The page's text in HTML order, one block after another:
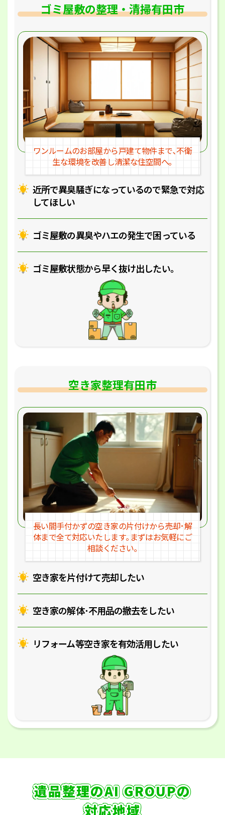
ゴミ屋敷の整理・清掃有田市
近所で異臭騒ぎになっているので緊急で対応
してほしい
ゴミ屋敷の異臭やハエの発生で困っている
ゴミ屋敷状態から早く抜け出したい｡
ワンルームのお部屋から戸建て物件まで､不衛
生な環境を改善し清潔な住空間へ｡
空き家整理有田市
空き家を片付けて売却したい
空き家の解体･不用品の撤去をしたい
リフォーム等空き家を有効活用したい
長い間手付かずの空き家の片付けから売却･解
体まで全て対応いたします｡ まずはお気軽にご
相談ください｡
遺品整理のAI GROUPの
対応地域